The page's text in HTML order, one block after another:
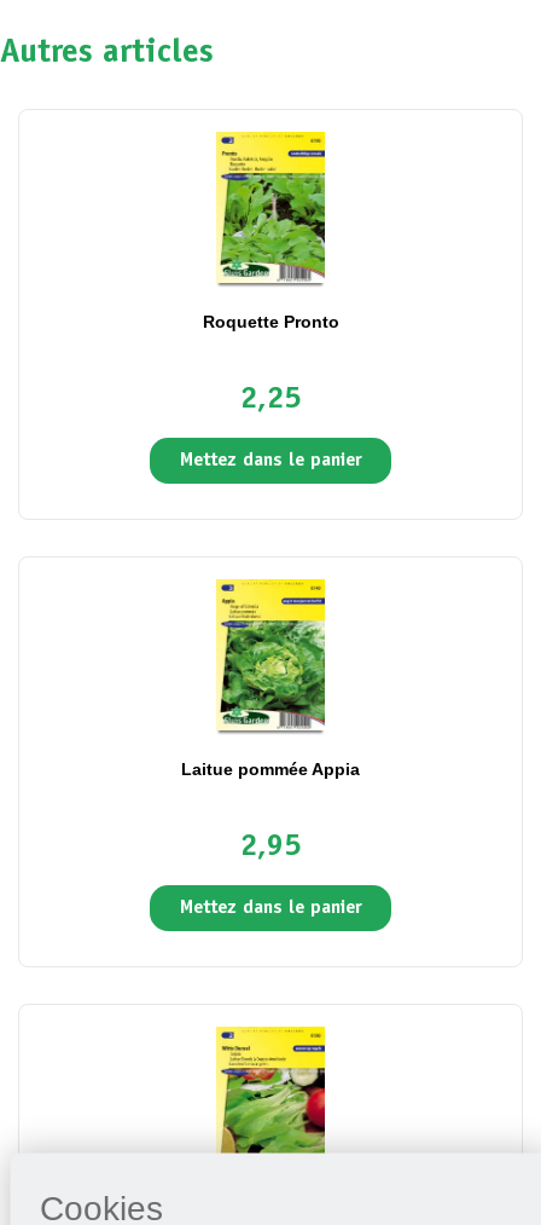
Cookies
Autres articles
Roquette Pronto
2,25
Mettez dans le panier
Laitue pommée Appia
2,95
Mettez dans le panier
Laitue Blonde à couper Améliorée (Witte Dunsel)